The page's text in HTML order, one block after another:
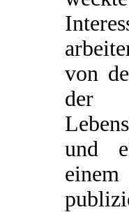
von
der
und